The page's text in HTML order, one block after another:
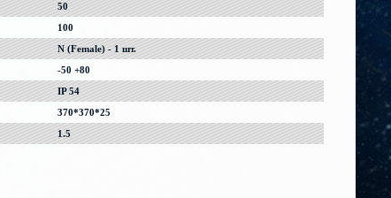
50
100
N (Female) - 1 шт.
-50 +80
IP 54
370*370*25
1.5